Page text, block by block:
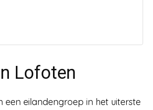
Lofoten
een eilandengroep in het uiterste